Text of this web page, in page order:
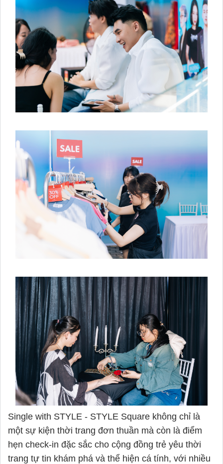
Single with STYLE - STYLE Square không chỉ là
một sự kiện thời trang đơn thuần mà còn là điểm
hẹn check-in đặc sắc cho cộng đồng trẻ yêu thời
trang tự tin khám phá và thể hiện cá tính, với nhiều